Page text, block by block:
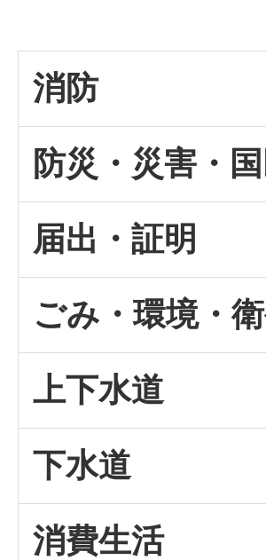
消防
防災・災害・
届出・証明
ごみ・環境・
上下水道
下水道
消費生活